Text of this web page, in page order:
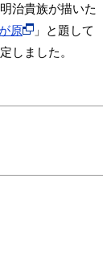
治貴族が描いた
原
」と題して
しました。